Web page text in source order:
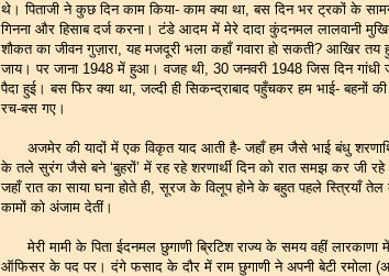
थे। पिताजी ने कुछ दिन काम किया- काम क्या था, बस दिन भर ट्रकों के
गिनना और हिसाब दर्ज करना। टंडे आदम में मेरे दादा कुंदनमल लालवानी
शौकत का जीवन गुज़ारा, यह मजदूरी भला कहाँ गवारा हो सकती? आखिर
जाय। पर जाना 1948 में हुआ। वजह थी, 30 जनवरी 1948 जिस दिन गांधी
पैदा हुई। बस फिर क्या था, जल्दी ही सिकन्द्राबाद पहुँचकर हम भाई- बहनों
रच-बस गए।
अजमेर की यादों में एक विकृत याद आती है- जहाँ हम जैसे भाई बंधु
के तले सुरंग जैसे बने ‘बुहरों’ में रह रहे शरणार्थी दिन को रात समझ कर जी रहे
जहाँ रात का साया घना होते ही, सूरज के विलूप होने के बहुत पहले स्त्रियाँ
कामों को अंजाम देतीं।
मेरी मामी के पिता ईदनमल छुगाणी ब्रिटिश राज्य के समय वहीं
ऑफिसर के पद पर। दंगे फसाद के दौर में राम छुगाणी ने अपनी बेटी रमोला